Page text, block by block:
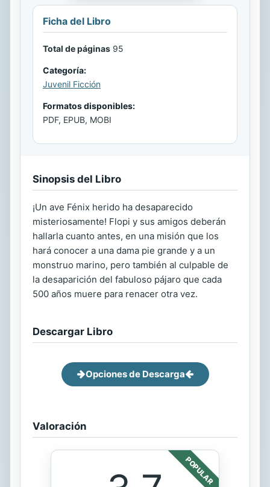
Ficha del Libro
Total de páginas 95
Categoría:
Juvenil Ficción
Formatos disponibles:
PDF, EPUB, MOBI
Sinopsis del Libro
¡Un ave Fénix herido ha desaparecido
misteriosamente! Flopi y sus amigos deberán
hallarla cuanto antes, en una misión que los
hará conocer a una dama pie grande y a un
monstruo marino, pero también al culpable de
la desaparición del fabuloso pájaro que cada
500 años muere para renacer otra vez.
Descargar Libro
Opciones de Descarga
Valoración
POPULAR